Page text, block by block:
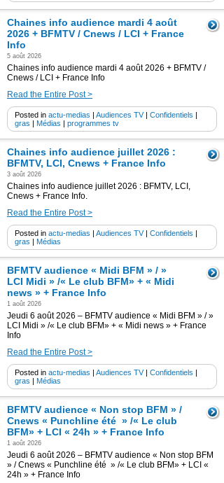
Chaines info audience mardi 4 août
2026 + BFMTV / Cnews / LCI + France
Info
5 août 2026
Chaines info audience mardi 4 août 2026 + BFMTV /
Cnews / LCI + France Info
Read the Entire Post >
Posted in actu-medias | Audiences TV| Confidentiels |
gras | Médias | programmes tv
Chaines info audience juillet 2026 :
BFMTV, LCI, Cnews + France Info
3 août 2026
Chaines info audience juillet 2026 : BFMTV, LCI,
Cnews + France Info.
Read the Entire Post >
Posted in actu-medias | Audiences TV| Confidentiels |
gras | Médias
BFMTV audience « Midi BFM » / »
LCI Midi » /« Le club BFM» + « Midi
news » + France Info
1 août 2026
Jeudi 6 août 2026 – BFMTV audience « Midi BFM » / »
LCI Midi » /« Le club BFM» + « Midi news » + France
Info
Read the Entire Post >
Posted in actu-medias | Audiences TV| Confidentiels |
gras | Médias
BFMTV audience « Non stop BFM » /
Cnews « Punchline été » /« Le club
BFM» + LCI « 24h » + France Info
1 août 2026
Jeudi 6 août 2026 – BFMTV audience « Non stop BFM
» / Cnews « Punchline été » /« Le club BFM» + LCI «
24h » + France Info